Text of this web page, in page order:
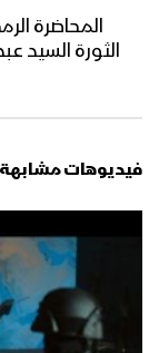
من
المحاضرة
الثورة السيد
فيديوهات مشابهة